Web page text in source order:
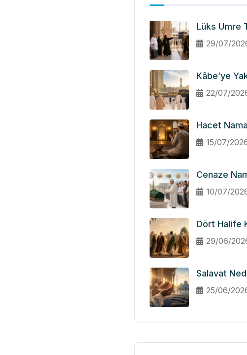
Lüks Umre
29/07/
Kâbe’ye
22/07/
Hacet
15/07/
Cenaze
10/07/
Dört Halife
29/06/
Salavat
25/06/